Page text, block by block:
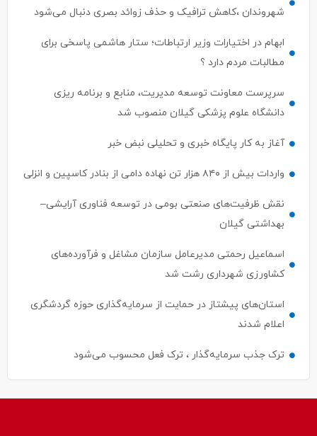
شهروندان ،کاهش ترافیک و حذف زوائد بصری دنبال می‌شود
ابهام در اختیارات وزیر ارتباطات؛ ستار هاشمی پاسخی برای
مطالبات مردم دارد ؟
سرپرست معاونت توسعه مدیریت، منابع و برنامه ریزی
دانشگاه علوم پزشکی گیلان منصوب شد
آغاز به کار پایگاه خبری و تحلیلی نبض خبر
واردات بیش از ۸۴۰ هزار تن نهاده دامی از بنادر كاسپین و انزلی
نقش ظرفیت‌های صنعتی بومی در توسعه فناوری آرایشی–
بهداشتی گیلان
اسماعیل رحمتی مدیرعامل سازمان مشاغل و فرآورده‌های
کشاورزی شهرداری رشت شد
استان‌های پیشتاز در حمایت از سرمایه‌گذاری حوزه گردشگری
اعلام شدند
ترک جذب سرمایه‌گذار ، ترک فعل محسوب می‌شود